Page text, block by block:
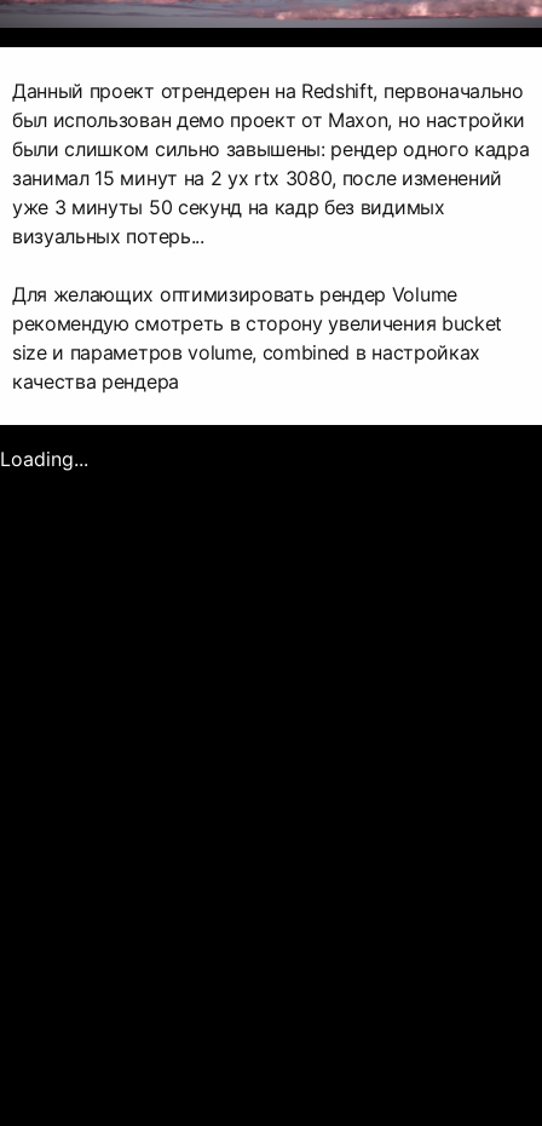
Данный проект отрендерен на Redshift, первоначально
был использован демо проект от Maxon, но настройки
были слишком сильно завышены: рендер одного кадра
занимал 15 минут на 2 ух rtx 3080, после изменений
уже 3 минуты 50 секунд на кадр без видимых
визуальных потерь...
Для желающих оптимизировать рендер Volume
рекомендую смотреть в сторону увеличения bucket
size и параметров volume, combined в настройках
качества рендера
Loading...